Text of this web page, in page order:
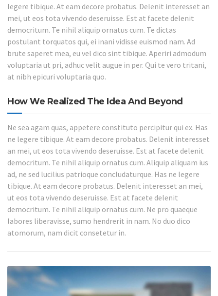
legere tibique. At eam decore probatus. Delenit interesset an
mei, ut eos tota vivendo deseruisse. Est at facete delenit
democritum. Te nihil aliquip ornatus cum. Te dictas
postulant torquatos qui, ei inani vidisse euismod nam. Ad
brute saperet mea, eu vel dico sint tibique. Aperiri admodum
voluptaria ut pri, adhuc velit augue in per. Qui te vero tritani,
at nibh epicuri voluptaria quo.
How We Realized The Idea And Beyond
Ne sea agam quas, appetere constituto percipitur qui ex. Has
ne legere tibique. At eam decore probatus. Delenit interesset
an mei, ut eos tota vivendo deseruisse. Est at facete delenit
democritum. Te nihil aliquip ornatus cum. Aliquip aliquam ius
ad, ne sed lucilius patrioque concludaturque. Has ne legere
tibique. At eam decore probatus. Delenit interesset an mei,
ut eos tota vivendo deseruisse. Est at facete delenit
democritum. Te nihil aliquip ornatus cum. Ne pro quaeque
labores liberavisse, sumo hendrerit in nam. No duo dico
atomorum, nam dicit consetetur in.